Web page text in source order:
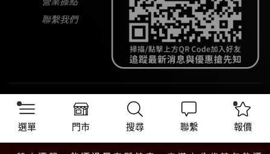
聯繫我們
Copyright © 2026 大宅酒窖
選單 門市 搜尋 聯繫 報價